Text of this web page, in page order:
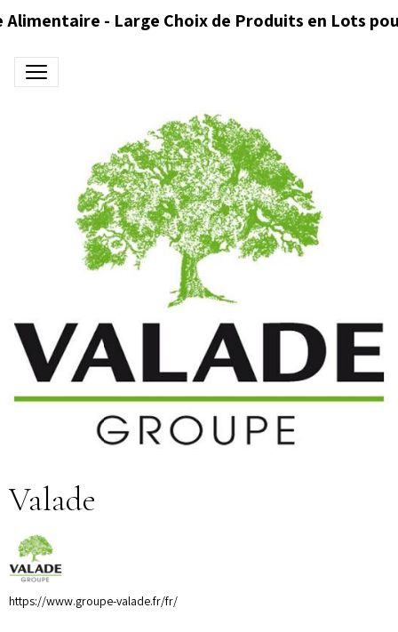
Alimentaire - Large Choix de Produits en Lots
Valade
https://www.groupe-valade.fr/fr/